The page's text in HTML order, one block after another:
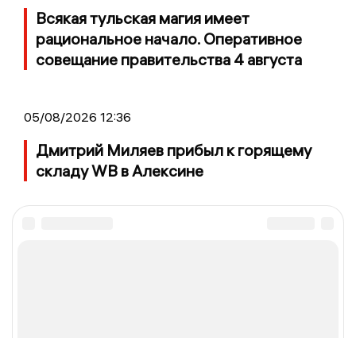
Всякая тульская магия имеет
рациональное начало. Оперативное
совещание правительства 4 августа
05/08/2026 12:36
Дмитрий Миляев прибыл к горящему
складу WB в Алексине